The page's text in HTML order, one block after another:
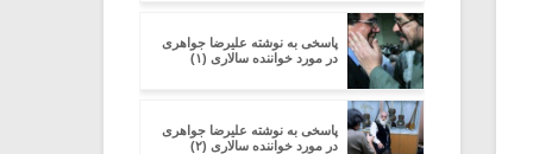
پاسخی به نوشته علیرضا جواهری
در مورد خواننده سالاری (۱)
پاسخی به نوشته علیرضا جواهری
در مورد خواننده سالاری (۲)